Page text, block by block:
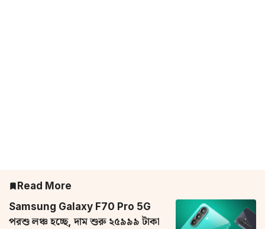
Read More
Samsung Galaxy F70 Pro 5G
পরশু লঞ্চ হচ্ছে, দাম শুরু ২৫৯৯৯ টাকা